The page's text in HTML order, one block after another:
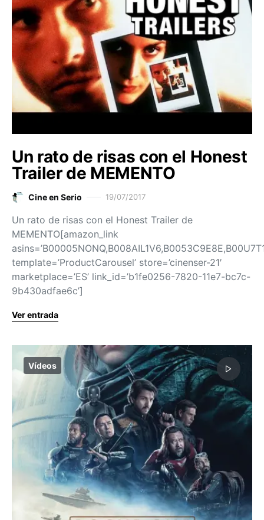
Un rato de risas con el Honest
Trailer de MEMENTO
Cine en Serio 19/07/2017
Un rato de risas con el Honest Trailer de
MEMENTO[amazon_link
template=’ProductCarousel’ store=’cinenser-21′
marketplace=’ES’ link_id=’b1fe0256-7820-11e7-bc7c-
9b430adfae6c’]
Ver entrada
Vídeos